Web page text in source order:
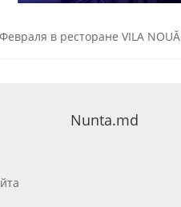
в ресторане VILA NOUĂ
Nunta.md